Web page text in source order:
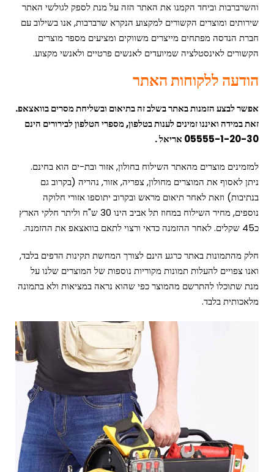
והשרברבות וביחד הקמנו את האתר הזה על מנת לספק לגולשי האתר
שירותים ומוצרים הקשורים למקצוע הנקרא שרברבות, אנו בשילוב עם
חברת הנדסה מפתחים מייצרים משווקים ומציעים מספר מוצרים
הקשורים לאינסטלציה שמיועדים לאנשים פרטיים ולאנשי מקצוע.
הודעה ללקוחות האתר
אפשר לבצע הזמנות באתר בשלב זה בתיאום ובשליחת מסרים בוואצאפ.
זאת במידה ואיננו זמינים לענות בטלפון, מספרי הטלפון לבירורים הינם
05555-1-20-30 אריאל .
למזמינים מוצרים מהאתר השילוח בחולון, אזור ובת-ים הוא בחינם.
ניתן לאסוף את המוצרים מחולון, צפריה, אזור, נהריה (בקרוב גם
בנתיבות) וזאת לאחר תיאום מראש ובקרוב יתוספו אזורי חלוקה
נוספים, מחיר השילוח במחוז תל אביב הינו 30 ש"ח וליתר חלקי הארץ
כ45 שקלים. לאחר ההזמנה כדאי ורצוי לתאם בוואצאפ את ההזמנה.
חלק מהתמונות באתר כרגע הינם לצורך המחשת תקינות הדפים בלבד,
ואנו צפויים להעלות תמונות מקוריות נוספות של המוצרים שלנו על
מנת שתוכלו להתרשם מהמוצר כפי שהוא נראה במציאות ולא בתמונה
מלאכותית בלבד.